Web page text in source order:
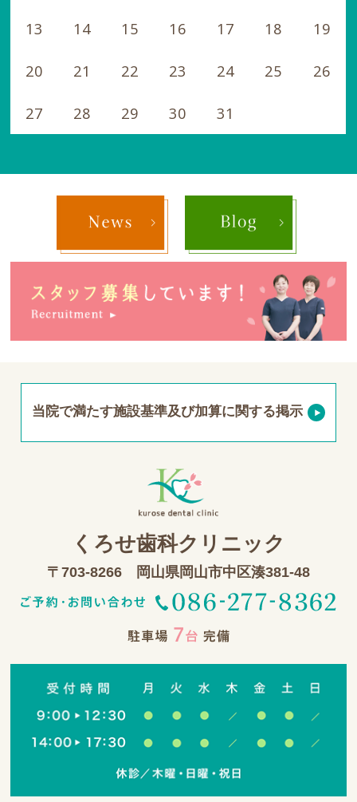
13 14 15 16 17 18 19
20 21 22 23 24 25 26
27 28 29 30 31
当院で満たす施設基準及び加算に関する掲示
くろせ歯科クリニック
〒703-8266 岡山県岡山市中区湊381-48